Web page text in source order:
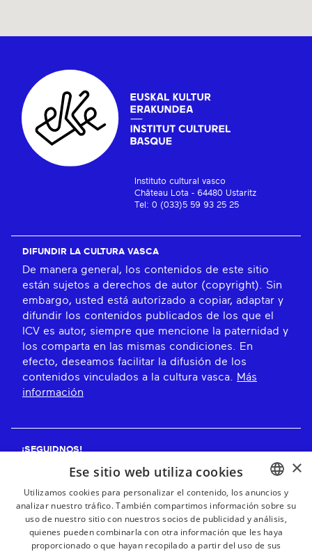
Instituto cultural vasco
Château Lota - 64480 Ustaritz
Tel: 0 (033)5 59 93 25 25
DIFUNDIR LA CULTURA VASCA
De manera general, los contenidos de este sitio
están sujetos a derechos de autor (copyright). Sin
embargo, usted está autorizado a copiar, adaptar y
difundir los contenidos publicados de los que el
ICV es autor, siempre que mencione la paternidad y
los comparta en las mismas condiciones. En
efecto, deseamos facilitar la difusión de los
contenidos vinculados a la cultura vasca. Más
información
¡SEGUIDNOS!
¡RECIBE NUESTROS BOLETINES!
Suscribirse
BASQUE
FRENCH
×
Ese sitio web utiliza cookies
Utilizamos cookies para personalizar el contenido, los anuncios y
analizar nuestro tráfico. También compartimos información sobre su
uso de nuestro sitio con nuestros socios de publicidad y análisis,
quienes pueden combinarla con otra información que les haya
proporcionado o que hayan recopilado a partir del uso de sus